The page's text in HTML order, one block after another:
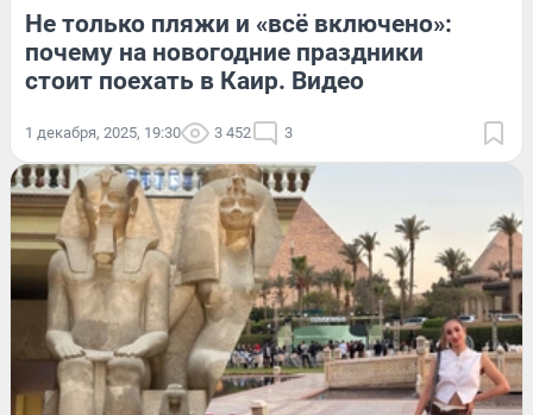
Не только пляжи и «всё включено»:
почему на новогодние праздники
стоит поехать в Каир. Видео
1 декабря, 2025, 19:30 3 452 3